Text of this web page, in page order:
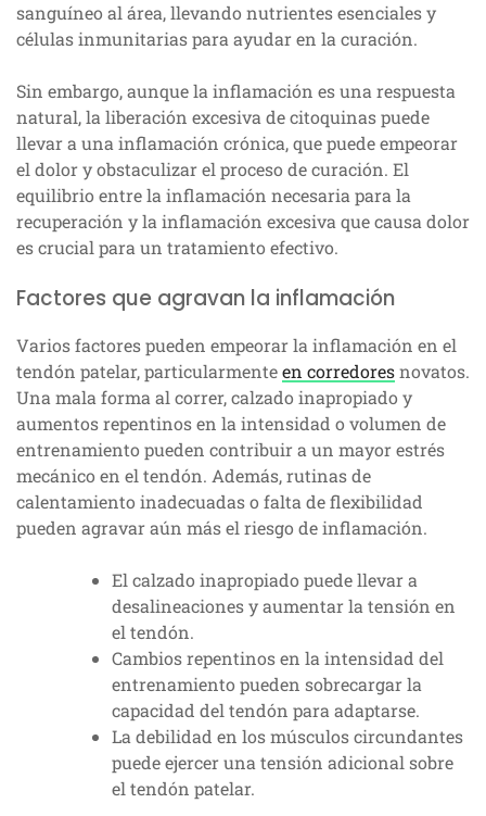
sanguíneo al área, llevando nutrientes esenciales y
células inmunitarias para ayudar en la curación.
Sin embargo, aunque la inflamación es una respuesta
natural, la liberación excesiva de citoquinas puede
llevar a una inflamación crónica, que puede empeorar
el dolor y obstaculizar el proceso de curación. El
equilibrio entre la inflamación necesaria para la
recuperación y la inflamación excesiva que causa dolor
es crucial para un tratamiento efectivo.
Factores que agravan la inflamación
Varios factores pueden empeorar la inflamación en el
tendón patelar, particularmenteen corredoresnovatos.
Una mala forma al correr, calzado inapropiado y
aumentos repentinos en la intensidad o volumen de
entrenamiento pueden contribuir a un mayor estrés
mecánico en el tendón. Además, rutinas de
calentamiento inadecuadas o falta de flexibilidad
pueden agravar aún más el riesgo de inflamación.
El calzado inapropiado puede llevar a
desalineaciones y aumentar la tensión en
el tendón.
Cambios repentinos en la intensidad del
entrenamiento pueden sobrecargar la
capacidad del tendón para adaptarse.
La debilidad en los músculos circundantes
puede ejercer una tensión adicional sobre
el tendón patelar.